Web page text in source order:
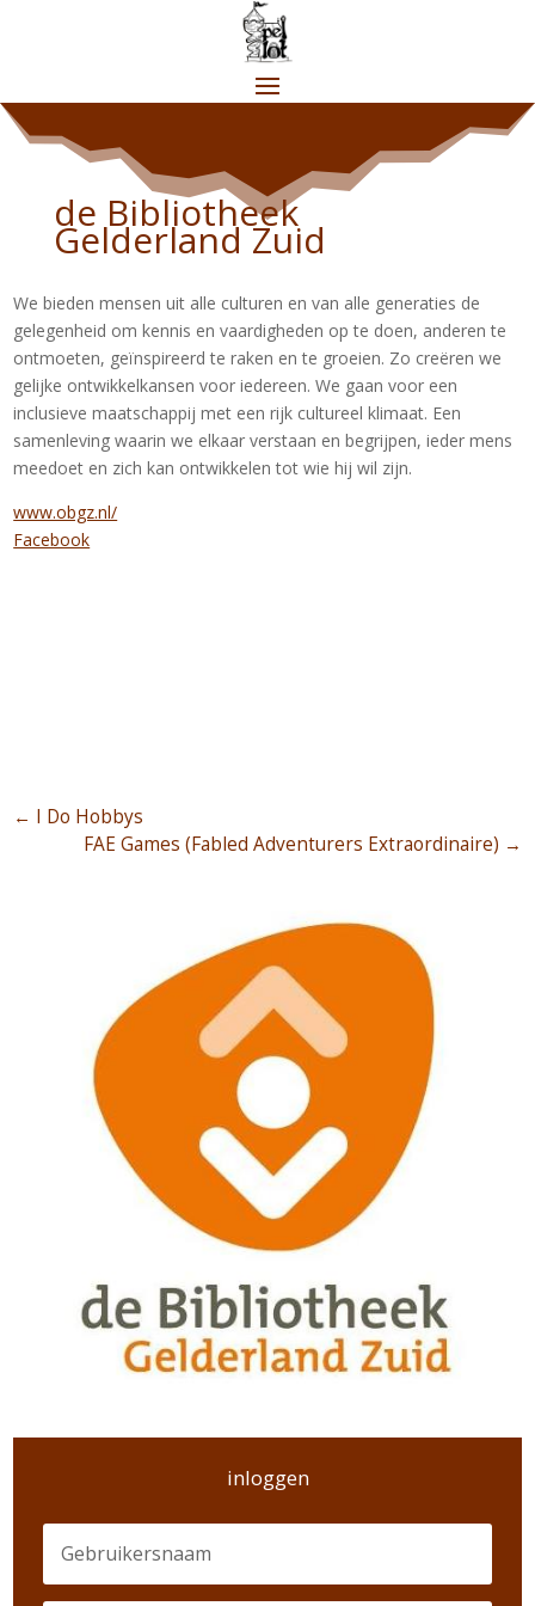
de Bibliotheek
Gelderland Zuid
We bieden mensen uit alle culturen en van alle generaties de
gelegenheid om kennis en vaardigheden op te doen, anderen te
ontmoeten, geïnspireerd te raken en te groeien. Zo creëren we
gelijke ontwikkelkansen voor iedereen. We gaan voor een
inclusieve maatschappij met een rijk cultureel klimaat. Een
samenleving waarin we elkaar verstaan en begrijpen, ieder mens
meedoet en zich kan ontwikkelen tot wie hij wil zijn.
www.obgz.nl/
Facebook
← I Do Hobbys
FAE Games (Fabled Adventurers Extraordinaire) →
inloggen